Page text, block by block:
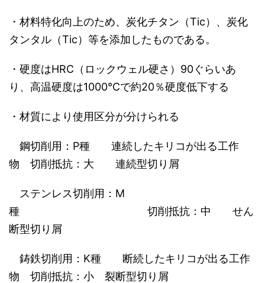
・材料特化向上のため、炭化チタン（Tic）、炭化
タンタル（Tic）等を添加したものである。
・硬度はHRC（ロックウェル硬さ）90ぐらいあ
り、高温硬度は1000℃で約20％硬度低下する
・材質により使用区分が分けられる
鋼切削用：P種 連続したキリコが出る工作
物 切削抵抗：大 連続型切り屑
ステンレス切削用：M
種 切削抵抗：中 せん
断型切り屑
鋳鉄切削用：K種 断続したキリコが出る工作
物 切削抵抗：小 裂断型切り屑